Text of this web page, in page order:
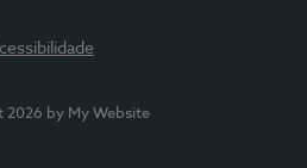
2026 by My Website